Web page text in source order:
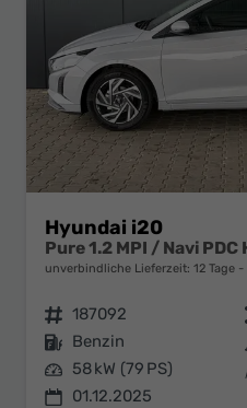
Hyundai i20
unverbindliche Lieferzeit: 12 Tage
Fahrzeugnr. 187092
Kraftstoff Benzin
Leistung 58 kW (79 PS)
01.12.2025